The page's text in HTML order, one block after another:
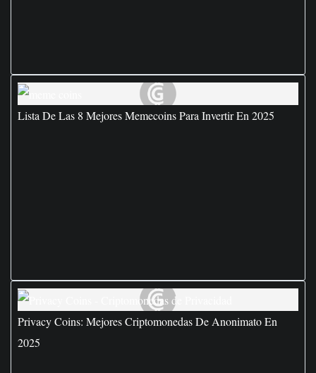
Lista De Las 8 Mejores Memecoins Para Invertir En 2025
Privacy Coins: Mejores Criptomonedas De Anonimato En
2025